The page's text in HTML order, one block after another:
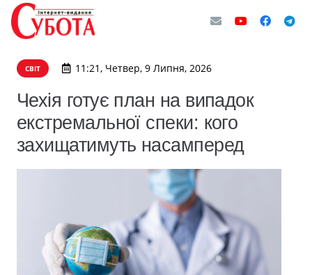
СВІТ 11:21, Четвер, 9 Липня, 2026
Чехія готує план на випадок
екстремальної спеки: кого
захищатимуть насамперед